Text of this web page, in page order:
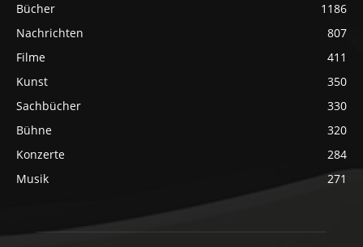
Bücher
1186
Nachrichten
807
Filme
411
Kunst
350
Sachbücher
330
Bühne
320
Konzerte
284
Musik
271